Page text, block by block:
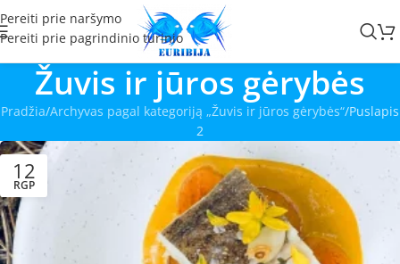
Pereiti prie naršymo
Pereiti prie pagrindinio turinio
Žuvis ir jūros gėrybės
Pradžia Archyvas pagal kategoriją „Žuvis ir jūros gėrybės“ Puslapis
2
12
RGP